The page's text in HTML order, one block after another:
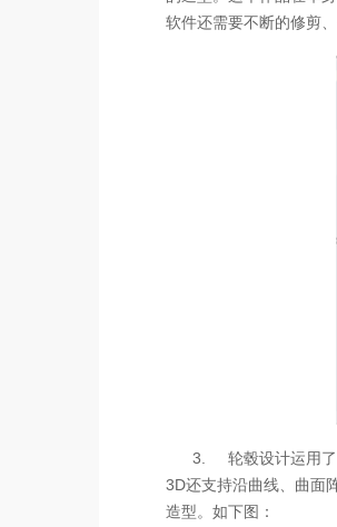
软件还需要不断的修剪
3. 轮毂设计运用了大
3D还支持沿曲线、曲面
造型。如下图：